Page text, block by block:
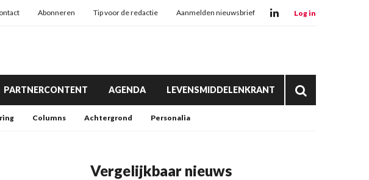
Abonneren Tip voor de redactie Aanmelden nieuwsbrief Log in
PARTNERCONTENT AGENDA LEVENSMIDDELENKRANT
Columns Achtergrond Personalia
Vergelijkbaar nieuws